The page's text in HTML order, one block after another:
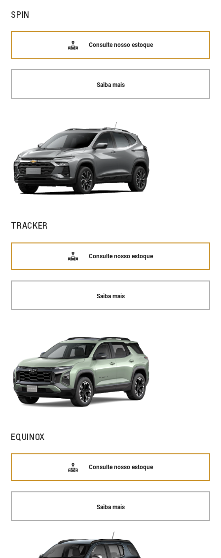
SPIN
Consulte nosso estoque
Saiba mais
TRACKER
Consulte nosso estoque
Saiba mais
EQUINOX
Consulte nosso estoque
Saiba mais